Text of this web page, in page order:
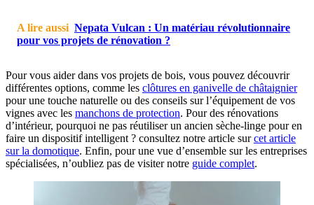
A lire aussi Nepata Vulcan : Un matériau révolutionnaire
pour vos projets de rénovation ?
Pour vous aider dans vos projets de bois, vous pouvez découvrir
différentes options, comme les clôtures en ganivelle de châtaignier
pour une touche naturelle ou des conseils sur l’équipement de vos
vignes avec les manchons de protection. Pour des rénovations
d’intérieur, pourquoi ne pas réutiliser un ancien sèche-linge pour en
faire un dispositif intelligent ? consultez notre article surcet article
sur la domotique. Enfin, pour une vue d’ensemble sur les entreprises
spécialisées, n’oubliez pas de visiter notre guide complet.